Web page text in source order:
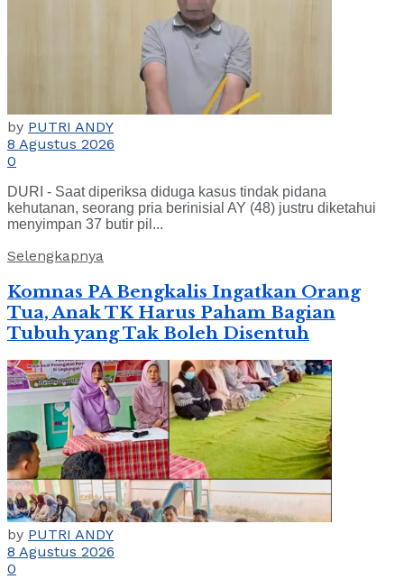
by PUTRI ANDY
8 Agustus 2026
0
DURI - Saat diperiksa diduga kasus tindak pidana
kehutanan, seorang pria berinisial AY (48) justru diketahui
menyimpan 37 butir pil...
Selengkapnya
Komnas PA Bengkalis Ingatkan Orang
Tua, Anak TK Harus Paham Bagian
Tubuh yang Tak Boleh Disentuh
by PUTRI ANDY
8 Agustus 2026
0